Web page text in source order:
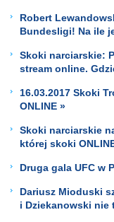
Robert
Bundesligi! Na ile
Skoki narciarskie:
stream online.
16.03.2017 Skoki
ONLINE »
Skoki narciarskie
której skoki
Druga gala UFC w
Dariusz Mioduski
i Dziekanowski nie